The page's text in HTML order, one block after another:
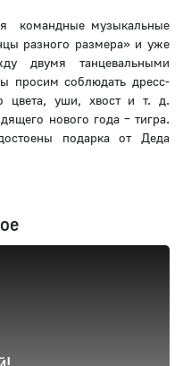
командные музыкальные
разного размера» и уже
двумя танцевальными
просим соблюдать дресс-
цвета, уши, хвост и т. д.
нового года – тигра.
подарка от Деда